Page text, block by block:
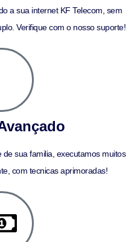
a sua internet KF Telecom, sem
Verifique com o nosso suporte!
sua familia, executamos muitos
com tecnicas aprimoradas!